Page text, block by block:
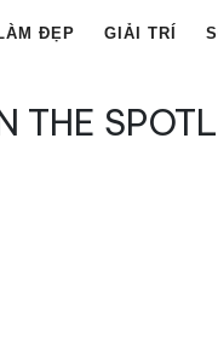
ĐẸP GIẢI TRÍ
THE